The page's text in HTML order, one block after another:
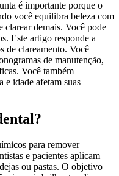
é importante porque o
você equilibra beleza com
clarear demais. Você pode
Este artigo responde a
de clareamento. Você
de manutenção,
Você também
e idade afetam suas
para remover
e pacientes aplicam
ou pastas. O objetivo